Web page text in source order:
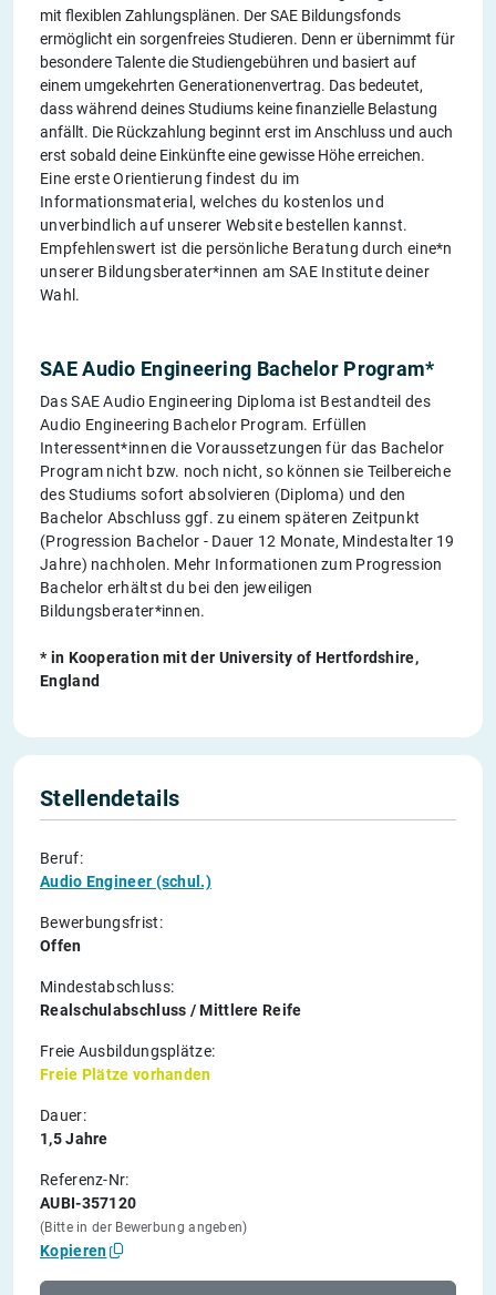
mit flexiblen Zahlungsplänen. Der SAE Bildungsfonds
ermöglicht ein sorgenfreies Studieren. Denn er übernimmt für
besondere Talente die Studiengebühren und basiert auf
einem umgekehrten Generationenvertrag. Das bedeutet,
dass während deines Studiums keine finanzielle Belastung
anfällt. Die Rückzahlung beginnt erst im Anschluss und auch
erst sobald deine Einkünfte eine gewisse Höhe erreichen.
Eine erste Orientierung findest du im
Informationsmaterial, welches du kostenlos und
unverbindlich auf unserer Website bestellen kannst.
Empfehlenswert ist die persönliche Beratung durch eine*n
unserer Bildungsberater*innen am SAE Institute deiner
Wahl.
SAE Audio Engineering Bachelor Program*
Das SAE Audio Engineering Diploma ist Bestandteil des
Audio Engineering Bachelor Program. Erfüllen
Interessent*innen die Voraussetzungen für das Bachelor
Program nicht bzw. noch nicht, so können sie Teilbereiche
des Studiums sofort absolvieren (Diploma) und den
Bachelor Abschluss ggf. zu einem späteren Zeitpunkt
(Progression Bachelor - Dauer 12 Monate, Mindestalter 19
Jahre) nachholen. Mehr Informationen zum Progression
Bachelor erhältst du bei den jeweiligen
Bildungsberater*innen.
* in Kooperation mit der University of Hertfordshire,
England
Stellendetails
Beruf:
Audio Engineer (schul.)
Bewerbungsfrist:
Offen
Mindestabschluss:
Realschulabschluss / Mittlere Reife
Freie Ausbildungsplätze:
Freie Plätze vorhanden
Dauer:
1,5 Jahre
Referenz-Nr:
AUBI-357120
(Bitte in der Bewerbung angeben)
Kopieren